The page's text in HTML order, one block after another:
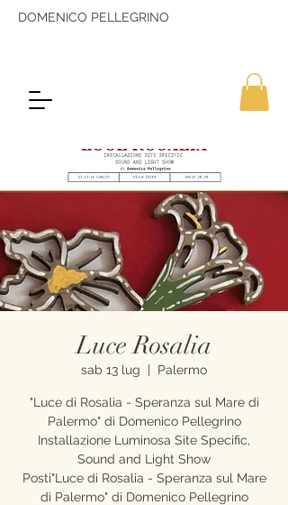
DOMENICO PELLEGRINO
Luce Rosalia
sab 13 lug
  |
Palermo
"Luce di Rosalia - Speranza sul Mare di
Palermo" di Domenico Pellegrino
Installazione Luminosa Site Specific,
Sound and Light Show
Posti"Luce di Rosalia - Speranza sul Mare
di Palermo" di Domenico Pellegrino